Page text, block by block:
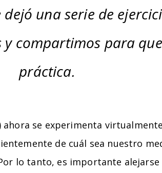
una serie de
compartimos para
práctica.
se experimenta
de cuál sea nuestro
lo tanto, es importante